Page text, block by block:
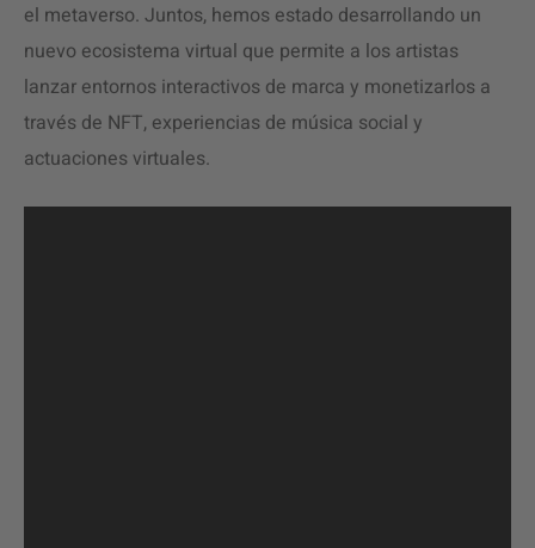
el metaverso. Juntos, hemos estado desarrollando un
nuevo ecosistema virtual que permite a los artistas
lanzar entornos interactivos de marca y monetizarlos a
través de NFT, experiencias de música social y
actuaciones virtuales.